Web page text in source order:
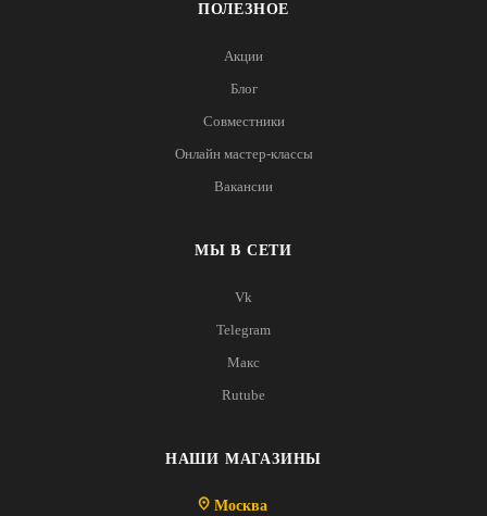
ПОЛЕЗНОЕ
Акции
Блог
Совместники
Онлайн мастер-классы
Вакансии
МЫ В СЕТИ
Vk
Telegram
Макс
Rutube
НАШИ МАГАЗИНЫ
Москва